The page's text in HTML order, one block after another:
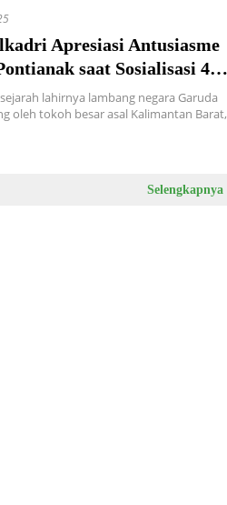
Apresiasi Antusiasme
saat Sosialisasi 4
lahirnya lambang negara Garuda
oleh tokoh besar asal Kalimantan Barat,
Selengkapnya